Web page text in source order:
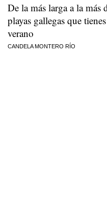
De la más larga a la más
playas gallegas que
verano
CANDELA MONTERO RÍO